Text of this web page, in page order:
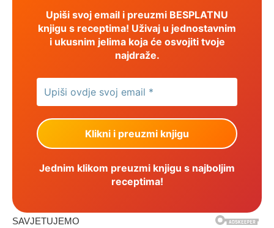
Upiši svoj email i preuzmi BESPLATNU
knjigu s receptima! Uživaj u jednostavnim
i ukusnim jelima koja će osvojiti tvoje
najdraže.
Jednim klikom preuzmi knjigu s najboljim
receptima!